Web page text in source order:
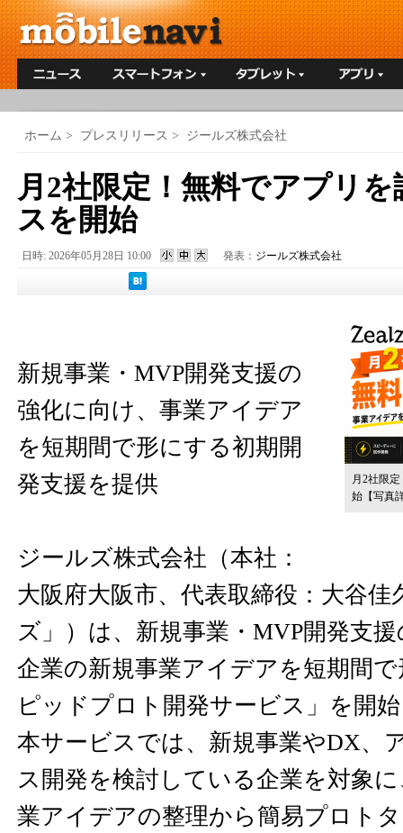
ホーム > プレスリリース > ジールズ株式会社
月2社限定！無料でアプリ
スを開始
日時: 2026年05月28日 10:00 発表： ジールズ株式会社
月2社限
始 【写真
新規事業・MVP開発支援の
強化に向け、事業アイデア
を短期間で形にする初期開
発支援を提供
ジールズ株式会社（本社：
大阪府大阪市、代表取締役：大谷佳
ズ」）は、新規事業・MVP開発支
企業の新規事業アイデアを短期間
ピッドプロト開発サービス」を開
本サービスでは、新規事業やDX、
ス開発を検討している企業を対象
業アイデアの整理から簡易プロト